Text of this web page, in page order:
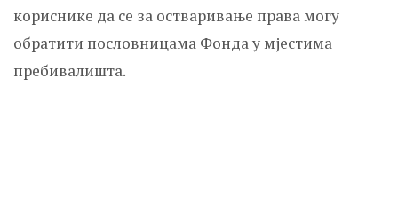
кориснике да се за остваривање права могу
обратити пословницама Фонда у мјестима
пребивалишта.